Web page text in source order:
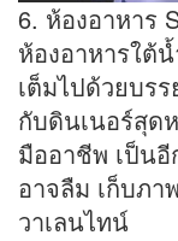
6. ห้องอาหาร
ห้องอาหารใต้
เต็มไปด้วยบร
กับดินเนอร์สุด
มืออาชีพ เป็น
อาจลืม เก็บภ
วาเลนไทน์